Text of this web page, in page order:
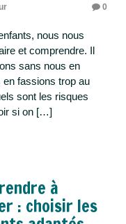
0
nous nous
et comprendre. Il
sans nous en
en fassions trop au
sont les risques
si on […]
à
: choisir les